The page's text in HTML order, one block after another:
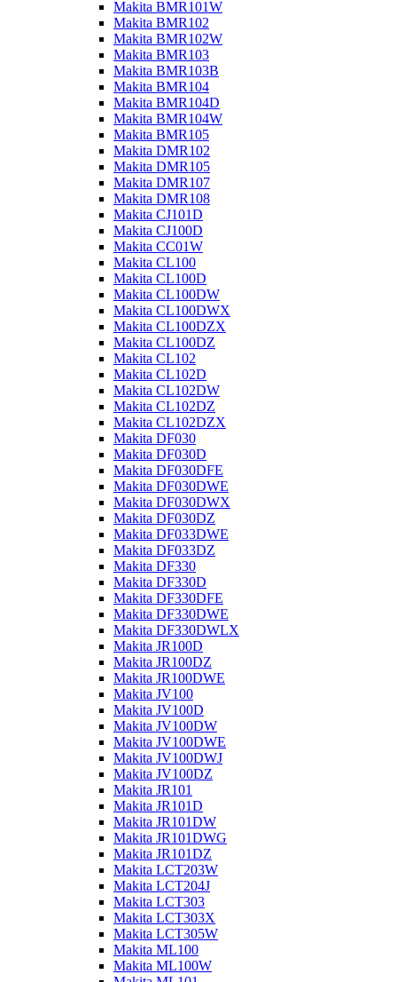
Makita BMR101W
Makita BMR102
Makita BMR102W
Makita BMR103
Makita BMR103B
Makita BMR104
Makita BMR104D
Makita BMR104W
Makita BMR105
Makita DMR102
Makita DMR105
Makita DMR107
Makita DMR108
Makita CJ101D
Makita CJ100D
Makita CC01W
Makita CL100
Makita CL100D
Makita CL100DW
Makita CL100DWX
Makita CL100DZX
Makita CL100DZ
Makita CL102
Makita CL102D
Makita CL102DW
Makita CL102DZ
Makita CL102DZX
Makita DF030
Makita DF030D
Makita DF030DFE
Makita DF030DWE
Makita DF030DWX
Makita DF030DZ
Makita DF033DWE
Makita DF033DZ
Makita DF330
Makita DF330D
Makita DF330DFE
Makita DF330DWE
Makita DF330DWLX
Makita JR100D
Makita JR100DZ
Makita JR100DWE
Makita JV100
Makita JV100D
Makita JV100DW
Makita JV100DWE
Makita JV100DWJ
Makita JV100DZ
Makita JR101
Makita JR101D
Makita JR101DW
Makita JR101DWG
Makita JR101DZ
Makita LCT203W
Makita LCT204J
Makita LCT303
Makita LCT303X
Makita LCT305W
Makita ML100
Makita ML100W